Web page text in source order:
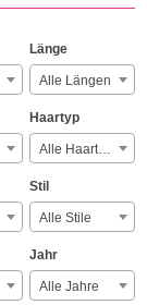
Länge
Alle Längen
Haartyp
Alle Haartypen
Stil
Alle Stile
Jahr
Alle Jahre